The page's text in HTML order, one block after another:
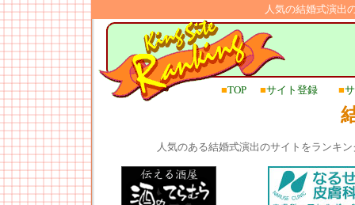
人気の結婚式演出
■TOP ■サイト登録 ■
人気のある結婚式演出のサイトをランキ